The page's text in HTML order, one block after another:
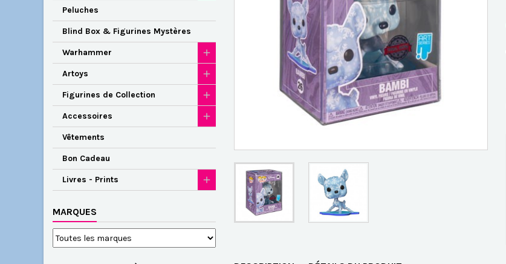
Peluches
Blind Box & Figurines Mystères
Warhammer
Artoys
Figurines de Collection
Accessoires
Vêtements
Bon Cadeau
Livres - Prints
MARQUES